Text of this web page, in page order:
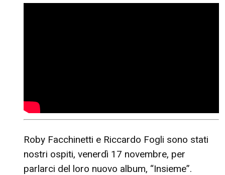
Roby Facchinetti e Riccardo Fogli sono stati
nostri ospiti, venerdì 17 novembre, per
parlarci del loro nuovo album, “Insieme”.